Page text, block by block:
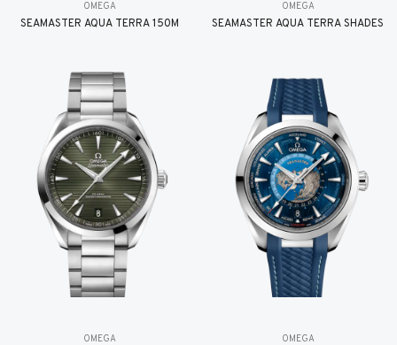
OMEGA
SEAMASTER AQUA TERRA 150M
OMEGA
SEAMASTER AQUA TERRA SHADES
OMEGA OMEGA